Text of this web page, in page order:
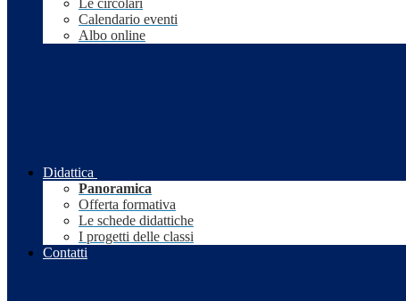
Le circolari
Calendario eventi
Albo online
Didattica
Panoramica
Offerta formativa
Le schede didattiche
I progetti delle classi
Contatti